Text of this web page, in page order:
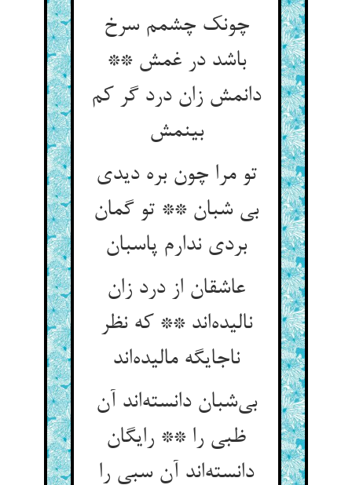
چونک چشمم سرخ
باشد در غمش **
دانمش زان درد گر کم
بینمش
تو مرا چون بره دیدی
بی شبان ** تو گمان
بردی ندارم پاسبان
عاشقان از درد زان
نالیده‌اند ** که نظر
ناجایگه مالیده‌اند
بی‌شبان دانسته‌اند آن
ظبی را ** رایگان
دانسته‌اند آن سبی را